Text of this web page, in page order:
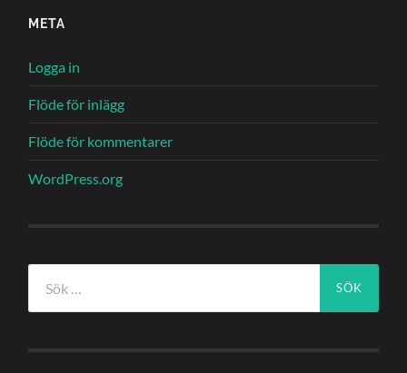
META
Logga in
Flöde för inlägg
Flöde för kommentarer
WordPress.org
efter: